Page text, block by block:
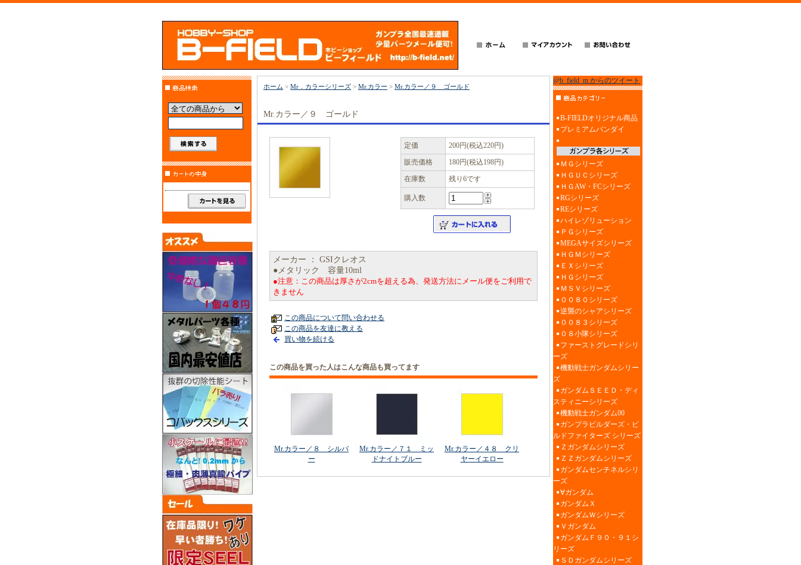
ホーム > Mr．カラーシリーズ > Mr.カラー > Mr.カラー／９ ゴールド
Mr.カラー／９ ゴールド
定価
200円(税込220円)
販売価格
180円(税込198円)
在庫数
残り6です
購入数
メーカー ： GSIクレオス
●メタリック 容量10ml
●注意：この商品は厚さが2cmを超える為、発送方法にメール便をご利用で
きません
この商品について問い合わせる
この商品を友達に教える
買い物を続ける
この商品を買った人はこんな商品も買ってます
Mr.カラー／８ シルバ
ー
Mr.カラー／７１ ミッ
ドナイトブルー
Mr.カラー／４８ クリ
ヤーイエロー
@b_field_m からのツイート
B-FIELDオリジナル商品
プレミアムバンダイ
ＭＧシリーズ
ＨＧＵＣシリーズ
ＨＧAW・FCシリーズ
RGシリーズ
REシリーズ
ハイレゾリューション
ＰＧシリーズ
MEGAサイズシリーズ
ＨＧＭシリーズ
ＥＸシリーズ
ＨＧシリーズ
ＭＳＶシリーズ
００８０シリーズ
逆襲のシャアシリーズ
００８３シリーズ
０８小隊シリーズ
ファーストグレードシリ
ーズ
機動戦士ガンダムシリー
ズ
ガンダムＳＥＥＤ・ディ
スティニーシリーズ
機動戦士ガンダム00
ガンプラビルダーズ・ビ
ルドファイターズ シリーズ
Ｚガンダムシリーズ
ＺＺガンダムシリーズ
ガンダムセンチネルシリ
ーズ
∀ガンダム
ガンダムＸ
ガンダムＷシリーズ
Ｖガンダム
ガンダムＦ９０・９１シ
リーズ
ＳＤガンダムシリーズ